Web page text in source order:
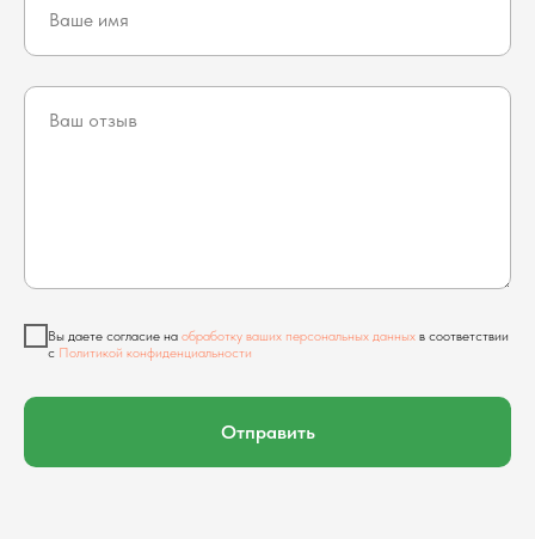
Вы даете согласие на обработку ваших персональных данных в соответствии
с Политикой конфиденциальности
Отправить